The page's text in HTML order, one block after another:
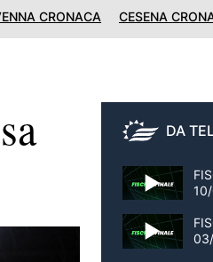
CRONACA CESENA
DA